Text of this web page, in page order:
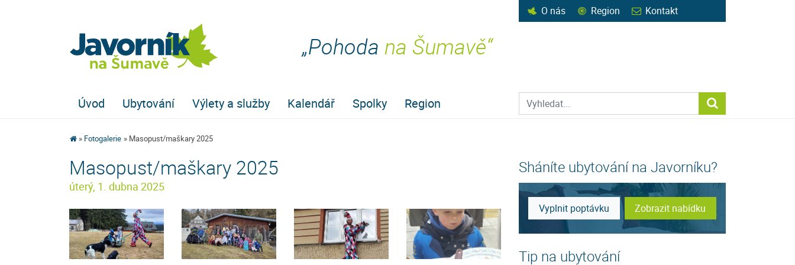
O nás Region Kontakt
„Pohoda na Šumavě“
Prohledat web
Úvod Ubytování Výlety a služby Kalendář Spolky Region
Fotogalerie Masopust/maškary 2025
Masopust/maškary 2025
úterý, 1. dubna 2025
Sháníte ubytování na Javorníku?
Vyplnit poptávku Zobrazit nabídku
Tip na ubytování